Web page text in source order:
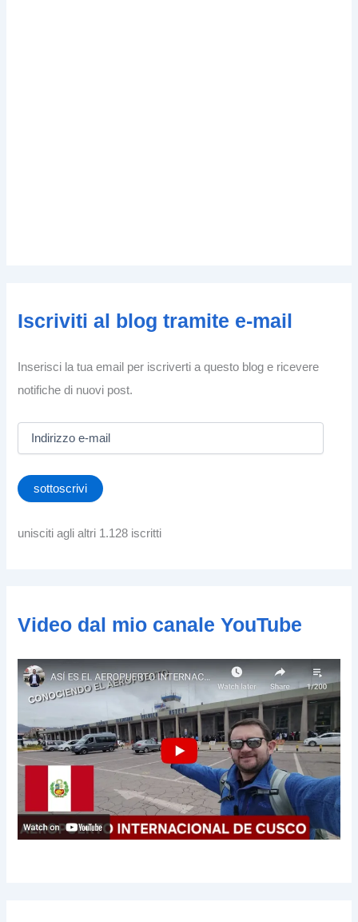
Iscriviti al blog tramite e-mail
Inserisci la tua email per iscriverti a questo blog e ricevere
notifiche di nuovi post.
i
r
z
a
sottoscrivi
unisciti agli altri 1.128 iscritti
Video dal mio canale YouTube